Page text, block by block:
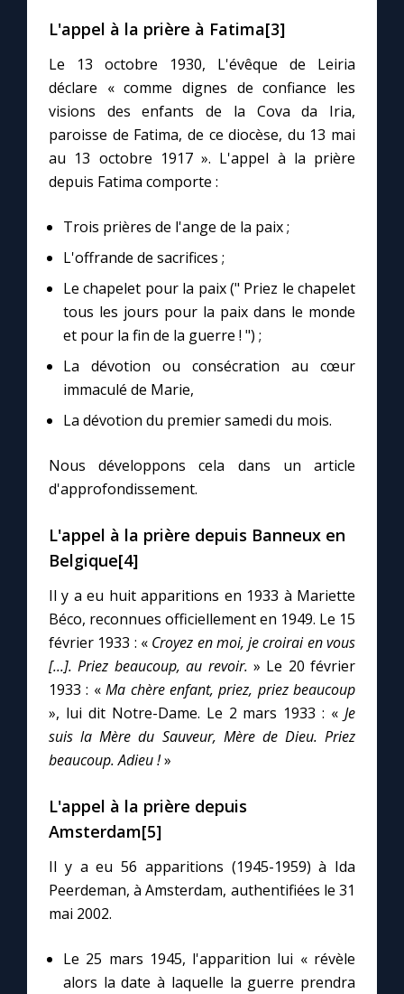
L'appel à la prière à Fatima[3]
Le 13 octobre 1930, L'évêque de Leiria
déclare « comme dignes de confiance les
visions des enfants de la Cova da Iria,
paroisse de Fatima, de ce diocèse, du 13 mai
au 13 octobre 1917 ». L'appel à la prière
depuis Fatima comporte :
Trois prières de l'ange de la paix ;
L'offrande de sacrifices ;
Le chapelet pour la paix (" Priez le chapelet
tous les jours pour la paix dans le monde
et pour la fin de la guerre ! ") ;
La dévotion ou consécration au cœur
immaculé de Marie,
La dévotion du premier samedi du mois.
Nous développons cela dans un article
d'approfondissement.
L'appel à la prière depuis Banneux en
Belgique[4]
Il y a eu huit apparitions en 1933 à Mariette
Béco, reconnues officiellement en 1949. Le 15
février 1933 : « Croyez en moi, je croirai en vous
[...]. Priez beaucoup, au revoir. » Le 20 février
1933 : «Ma chère enfant, priez, priez beaucoup
», lui dit Notre-Dame. Le 2 mars 1933 : « Je
suis la Mère du Sauveur, Mère de Dieu. Priez
beaucoup. Adieu !»
L'appel à la prière depuis
Amsterdam[5]
Il y a eu 56 apparitions (1945-1959) à Ida
Peerdeman, à Amsterdam, authentifiées le 31
mai 2002.
Le 25 mars 1945, l'apparition lui « révèle
alors la date à laquelle la guerre prendra